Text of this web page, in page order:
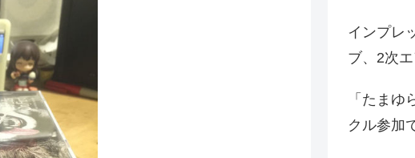
インプレ
ブ、2次
「たま
クル参加